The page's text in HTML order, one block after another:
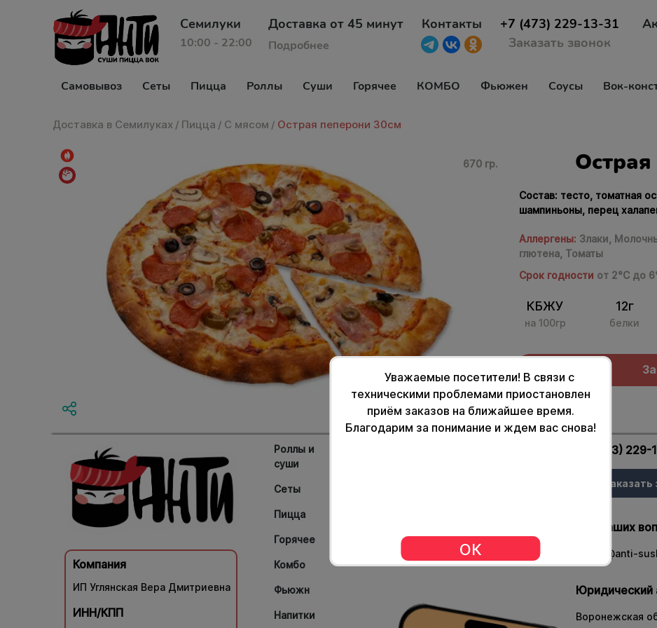
Семилуки
10:00 - 22:00
Доставка от 45 минут
Подробнее
Контакты
+7 (473) 229-13-31
Заказать звонок
Самовывоз Сеты Пицца Роллы Суши Горячее КОМБО Фьюжен Соусы Вок-
Доставка в Семилуках / Пицца / С мясом / Острая пеперони 30см
670 гр.
139
Состав: тесто, томатная
шампиньоны, перец
Аллергены: Злаки,
глютена, Томаты
Срок годности от 2°С до
КБЖУ
на 100гр
12г
белки
Компания
ИП Углянская Вера Дмитриевна
ИНН/КПП
Роллы и
суши
Сеты
Пицца
Горячее
Комбо
Фьюжн
Напитки
Франшиза
+7 (473) 229-
Для ваших
admin@anti-
Юридический
Воронежская
Уважаемые посетители! В связи с
техническими проблемами приостановлен
приём заказов на ближайшее время.
Благодарим за понимание и ждем вас снова!
ОК